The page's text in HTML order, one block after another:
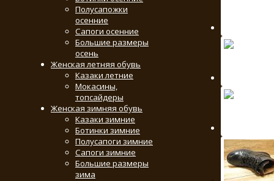
Полусапожки
осенние
Сапоги осенние
Большие размеры
осень
Женская летняя обувь
Казаки летние
Мокасины,
топсайдеры
Женская зимняя обувь
Казаки зимние
Ботинки зимние
Полусапоги зимние
Сапоги зимние
Большие размеры
зима